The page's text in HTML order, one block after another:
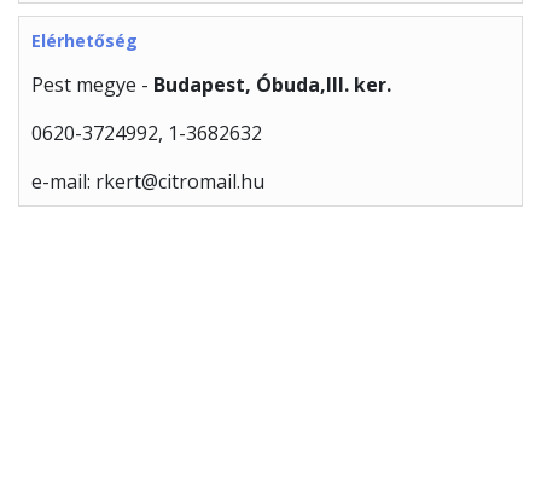
Elérhetőség
Pest megye - Budapest, Óbuda,III. ker.
0620-3724992, 1-3682632
e-mail: rkert@citromail.hu